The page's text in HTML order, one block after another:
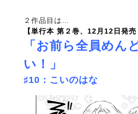
２作品目は…
【単行本 第２巻、12月12日発売
「お前ら全員めん
い！」
♯10：こいのはな